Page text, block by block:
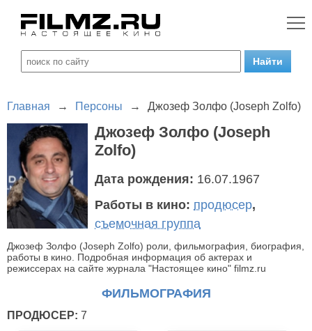
Главная → Персоны → Джозеф Золфо (Joseph Zolfo)
Джозеф Золфо (Joseph
Zolfo)
Дата рождения: 16.07.1967
Работы в кино: продюсер,
съемочная группа
Джозеф Золфо (Joseph Zolfo) роли, фильмография, биография,
работы в кино. Подробная информация об актерах и
режиссерах на сайте журнала "Настоящее кино" filmz.ru
ФИЛЬМОГРАФИЯ
ПРОДЮСЕР: 7